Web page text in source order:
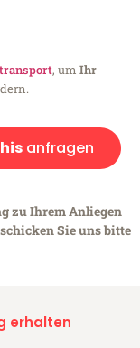
, um Ihr
anfragen
zu Ihrem Anliegen
Sie uns bitte
erhalten